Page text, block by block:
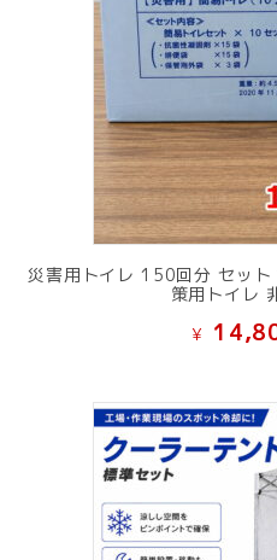
災害用トイレ 150回分 セッ
策用トイレ
¥